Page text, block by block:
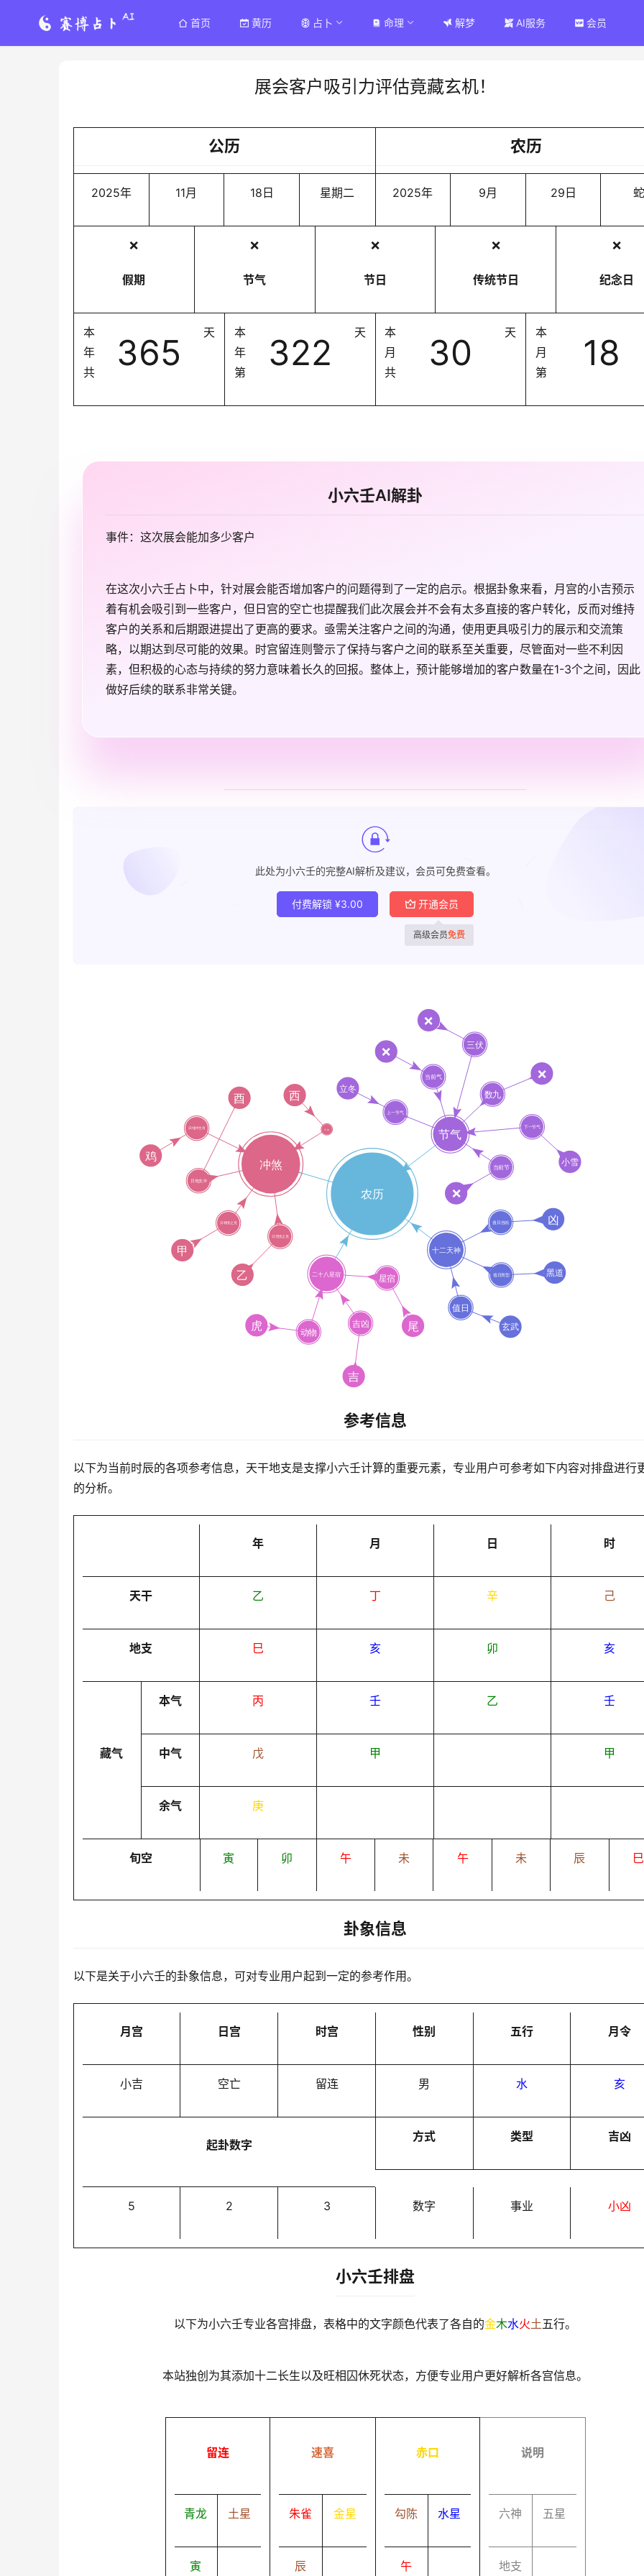
首页 黄历 占卜 命理 解梦 AI服务 会员
展会客户吸引力评估竟藏玄机！
公历
2025年 11月 18日 星期二
农历
2025年 9月 29日 蛇
❌
假期
❌
节气
❌
节日
❌
传统节日
❌
纪念日
本
年
共
365 天
本
年
第
322 天
本
月
共
30 天
本
月
第
18
小六壬AI解卦
事件：这次展会能加多少客户
在这次小六壬占卜中，针对展会能否增加客户的问题得到了一定的启示。根据卦象来看，月宫的小吉预示
着有机会吸引到一些客户，但日宫的空亡也提醒我们此次展会并不会有太多直接的客户转化，反而对维持
客户的关系和后期跟进提出了更高的要求。亟需关注客户之间的沟通，使用更具吸引力的展示和交流策
略，以期达到尽可能的效果。时宫留连则警示了保持与客户之间的联系至关重要，尽管面对一些不利因
素，但积极的心态与持续的努力意味着长久的回报。整体上，预计能够增加的客户数量在1-3个之间，因此
做好后续的联系非常关键。
此处为小六壬的完整AI解析及建议，会员可免费查看。
付费解锁 ¥3.00 开通会员
高级会员免费
参考信息
以下为当前时辰的各项参考信息，天干地支是支撑小六壬计算的重要元素，专业用户可参考如下内容对排盘进行
的分析。
年 月 日 时
天干 乙 丁 辛 己
地支 巳 亥 卯 亥
本气 丙 壬 乙 壬
藏气 中气 戊 甲 甲
余气 庚
旬空 寅 卯 午 未 午 未 辰 巳
卦象信息
以下是关于小六壬的卦象信息，可对专业用户起到一定的参考作用。
月宫 日宫 时宫 性别 五行 月令
小吉 空亡 留连 男 水 亥
起卦数字
方式 类型 吉凶
5 2 3 数字 事业 小凶
小六壬排盘
以下为小六壬专业各宫排盘，表格中的文字颜色代表了各自的金木水火土五行。
本站独创为其添加十二长生以及旺相囚休死状态，方便专业用户更好解析各宫信息。
留连
青龙 土星
寅
速喜
朱雀 金星
辰
赤口
勾陈 水星
午
说明
六神 五星
地支